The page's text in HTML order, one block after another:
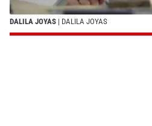
DALILA JOYAS | DALILA JOYAS